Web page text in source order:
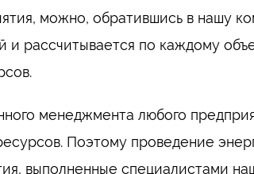
можно, обратившись в нашу
и рассчитывается по каждому
менеджмента любого
Поэтому проведение
выполненные специалистами